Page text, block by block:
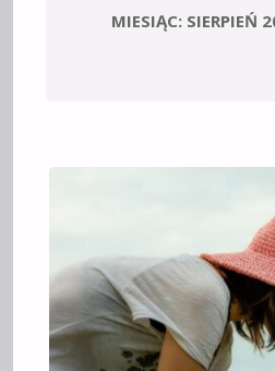
MIESIĄC: SIERPIEŃ